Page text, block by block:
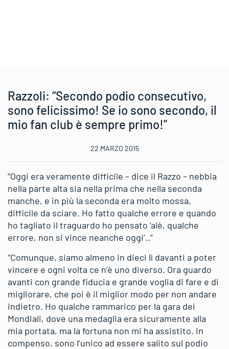
Razzoli: “Secondo podio consecutivo,
sono felicissimo! Se io sono secondo, il
mio fan club è sempre primo!”
22 MARZO 2015
“Oggi era veramente difficile – dice il Razzo – nebbia
nella parte alta sia nella prima che nella seconda
manche, e in più la seconda era molto mossa,
difficile da sciare. Ho fatto qualche errore e quando
ho tagliato il traguardo ho pensato ‘alè, qualche
errore, non si vince neanche oggi’..”
“Comunque, siamo almeno in dieci lì davanti a poter
vincere e ogni volta ce n’è uno diverso. Ora guardo
avanti con grande fiducia e grande voglia di fare e di
migliorare, che poi è il miglior modo per non andare
indietro. Ho qualche rammarico per la gara dei
Mondiali, dove una medaglia era sicuramente alla
mia portata, ma la fortuna non mi ha assistito. In
compenso, sono l’unico ad essere salito sul podio